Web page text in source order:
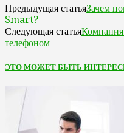
Предыдущая статьяЗачем
Smart?
Следующая статьяКомпания
телефоном
ЭТО МОЖЕТ БЫТЬ